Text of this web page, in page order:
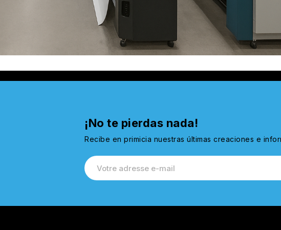
¡No te pierdas nada!
Recibe en primicia nuestras últimas creaciones e